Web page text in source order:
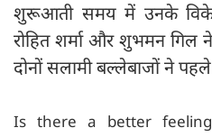
शुरूआती समय में उनके
रोहित शर्मा और शुभमन गिल
दोनों सलामी बल्लेबाजों ने
Is there a better